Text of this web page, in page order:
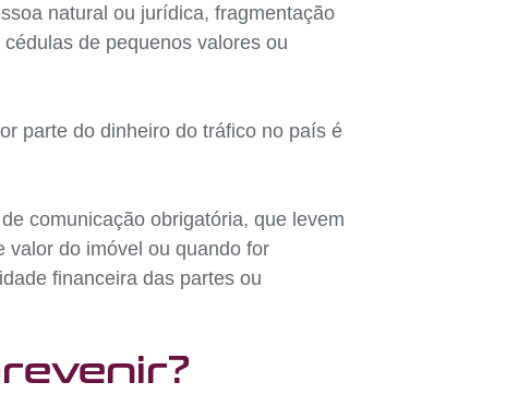
natural ou jurídica, fragmentação
de pequenos valores ou
parte do dinheiro do tráfico no país é
comunicação obrigatória, que levem
valor do imóvel ou quando for
financeira das partes ou